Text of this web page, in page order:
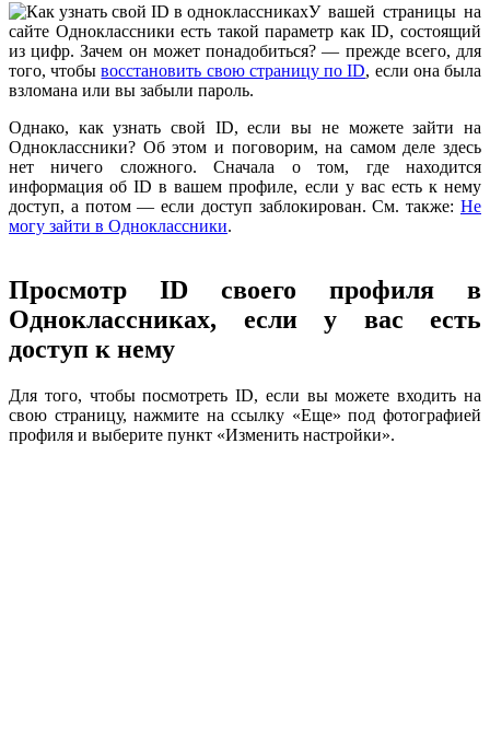
У вашей страницы на
сайте Одноклассники есть такой параметр как ID, состоящий
из цифр. Зачем он может понадобиться? — прежде всего, для
того, чтобывосстановить свою страницу по ID, если она была
взломана или вы забыли пароль.
Однако, как узнать свой ID, если вы не можете зайти на
Одноклассники? Об этом и поговорим, на самом деле здесь
нет ничего сложного. Сначала о том, где находится
информация об ID в вашем профиле, если у вас есть к нему
доступ, а потом — если доступ заблокирован. См. также: Не
могу зайти в Одноклассники.
Просмотр ID своего профиля в
Одноклассниках, если у вас есть
доступ к нему
Для того, чтобы посмотреть ID, если вы можете входить на
свою страницу, нажмите на ссылку «Еще» под фотографией
профиля и выберите пункт «Изменить настройки».